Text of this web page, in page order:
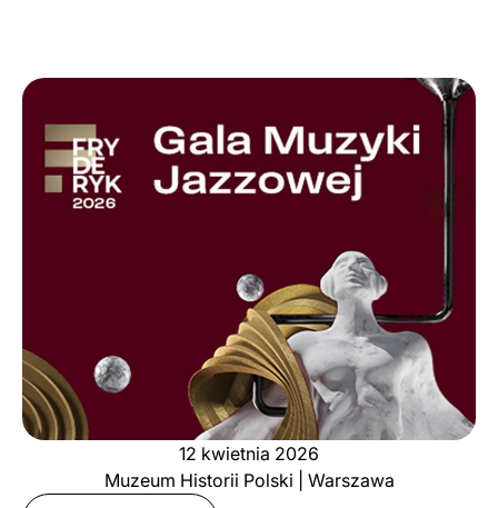
12 kwietnia 2026
Muzeum Historii Polski | Warszawa